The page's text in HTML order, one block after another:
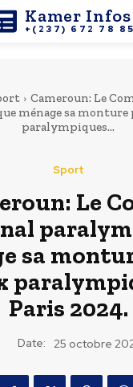
Kamer Infos
+(237) 672 78
Cameroun: Le
ménage sa monture
paralympiques...
Sport
Le
sa
Paris 2024.
Date: 25 octobre